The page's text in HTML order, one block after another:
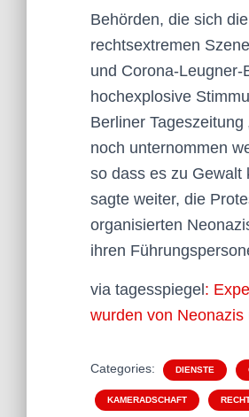
Behörden, die sich
rechtsextremen
und Corona-
hochexplosive
Berliner
noch unternommen
so dass es zu Gewalt
sagte weiter, die
organisierten
ihren
via tagesspiegel :
wurden von Neonazis
Categories: DIENSTE
KAMERADSCHAFT